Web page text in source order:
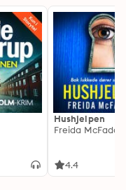
Hushjelpen
Freida
4.4